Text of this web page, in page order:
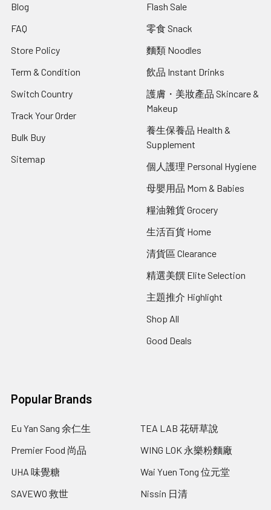
Blog
FAQ
Store Policy
Term & Condition
Switch Country
Track Your Order
Bulk Buy
Sitemap
Flash Sale
零食 Snack
麵類 Noodles
飲品 Instant Drinks
護膚・美妝產品 Skincare &
Makeup
養生保養品 Health &
Supplement
個人護理 Personal Hygiene
母嬰用品 Mom & Babies
糧油雜貨 Grocery
生活百貨 Home
清貨區 Clearance
精選美饌 Elite Selection
主題推介 Highlight
Shop All
Good Deals
Popular Brands
Eu Yan Sang 余仁生
Premier Food 尚品
UHA 味覺糖
SAVEWO 救世
TEA LAB 花研草說
WING LOK 永樂粉麵廠
Wai Yuen Tong 位元堂
Nissin 日清